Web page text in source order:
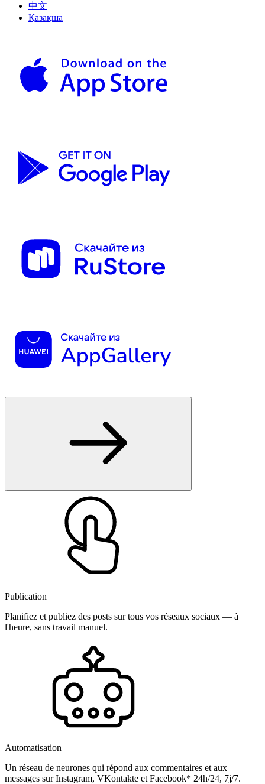
中文
Қазақша
Publication
Planifiez et publiez des posts sur tous vos réseaux sociaux — à
l'heure, sans travail manuel.
Automatisation
Un réseau de neurones qui répond aux commentaires et aux
messages sur Instagram, VKontakte et Facebook* 24h/24, 7j/7.